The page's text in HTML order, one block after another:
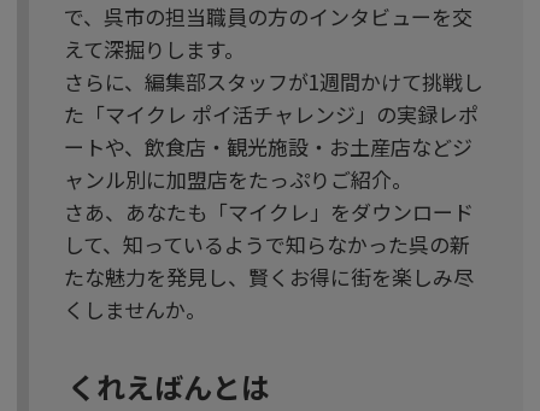
で、呉市の担当職員の方のインタビューを交
えて深掘りします。
さらに、編集部スタッフが1週間かけて挑戦し
た「マイクレ ポイ活チャレンジ」の実録レポ
ートや、飲食店・観光施設・お土産店などジ
ャンル別に加盟店をたっぷりご紹介。
さあ、あなたも「マイクレ」をダウンロード
して、知っているようで知らなかった呉の新
たな魅力を発見し、賢くお得に街を楽しみ尽
くしませんか。
くれえばんとは